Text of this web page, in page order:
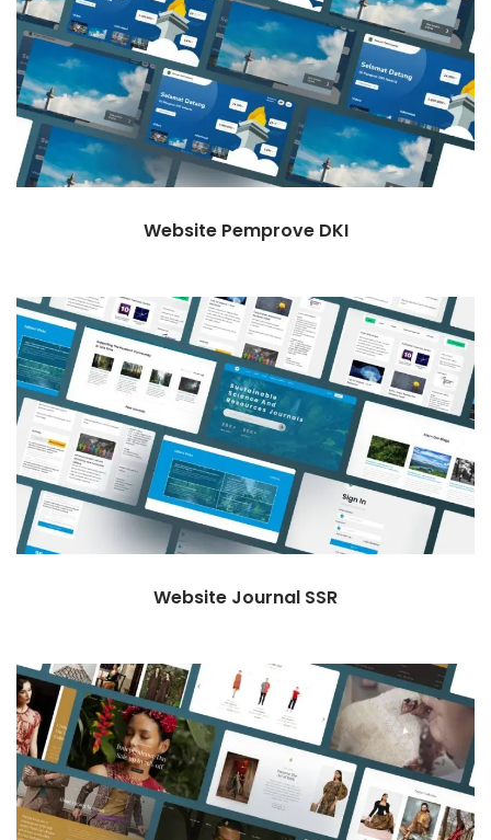
Website Pemprove DKI
Website Journal SSR